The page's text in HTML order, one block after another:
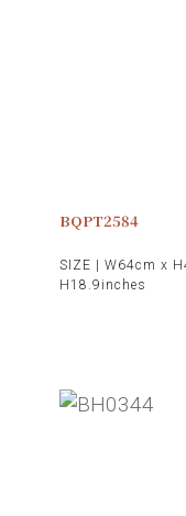
BQPT2584
SIZE | W64cm x
H18.9inches